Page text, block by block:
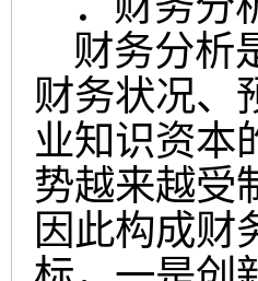
财务分析
财务状况、
业知识资本
势越来越受
因此构成财